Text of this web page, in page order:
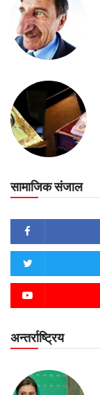
सामाजिक संजाल
अन्तर्राष्ट्रिय